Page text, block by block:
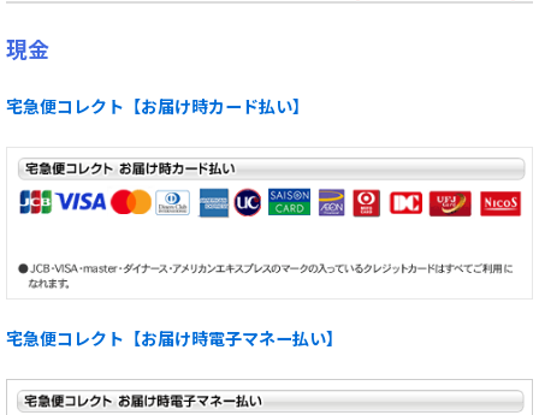
現金
宅急便コレクト【お届け時カード払い】
宅急便コレクト【お届け時電子マネー払い】